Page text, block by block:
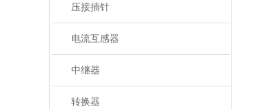
压接插针
电流互感器
中继器
转换器